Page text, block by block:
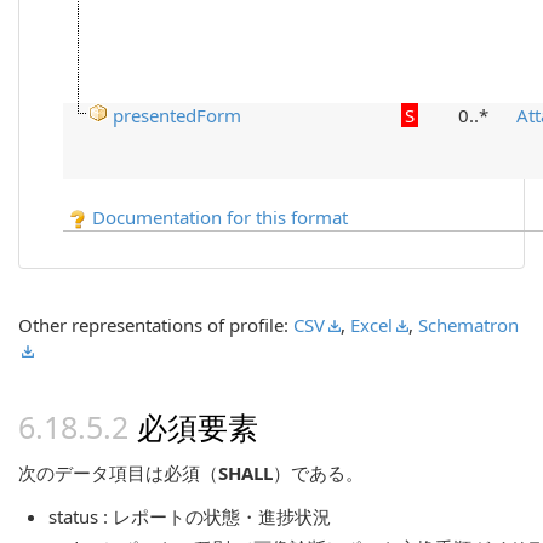
presentedForm S 0..*
Documentation for this format
Other representations of profile: CSV , Excel , Schematron
必須要素
次のデータ項目は必須（SHALL）である。
status : レポートの状態・進捗状況